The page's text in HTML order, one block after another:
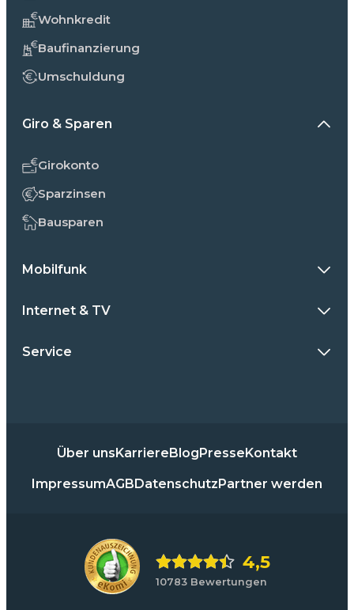
Wohnkredit
Baufinanzierung
Umschuldung
Giro & Sparen
Girokonto
Sparzinsen
Bausparen
Mobilfunk
Internet & TV
Service
Über unsKarriereBlogPresseKontakt
ImpressumAGBDatenschutzPartner werden
4,5
10783 Bewertungen